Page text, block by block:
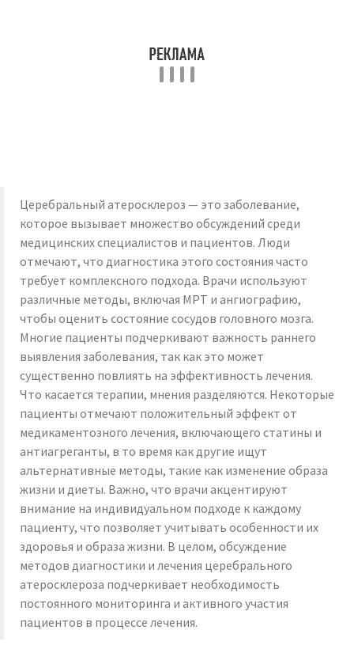
Церебральный атеросклероз — это заболевание,
которое вызывает множество обсуждений среди
медицинских специалистов и пациентов. Люди
отмечают, что диагностика этого состояния часто
требует комплексного подхода. Врачи используют
различные методы, включая МРТ и ангиографию,
чтобы оценить состояние сосудов головного мозга.
Многие пациенты подчеркивают важность раннего
выявления заболевания, так как это может
существенно повлиять на эффективность лечения.
Что касается терапии, мнения разделяются. Некоторые
пациенты отмечают положительный эффект от
медикаментозного лечения, включающего статины и
антиагреганты, в то время как другие ищут
альтернативные методы, такие как изменение образа
жизни и диеты. Важно, что врачи акцентируют
внимание на индивидуальном подходе к каждому
пациенту, что позволяет учитывать особенности их
здоровья и образа жизни. В целом, обсуждение
методов диагностики и лечения церебрального
атеросклероза подчеркивает необходимость
постоянного мониторинга и активного участия
пациентов в процессе лечения.